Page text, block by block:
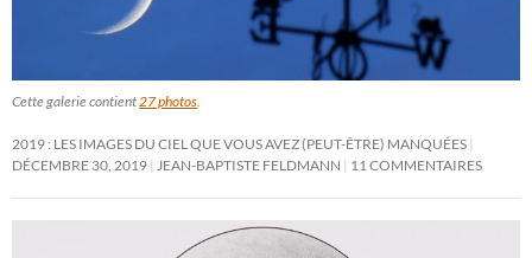
Cette galerie contient 27 photos
2019 : LES IMAGES DU CIEL QUE VOUS AVEZ (PEUT-ÊTRE) MANQUÉES
DÉCEMBRE 30, 2019
JEAN-BAPTISTE FELDMANN 11 COMMENTAIRES